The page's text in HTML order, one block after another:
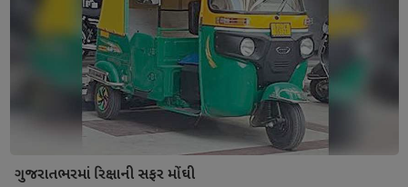
ગુજરાતભરમાં રિક્ષાની સફર મોંઘી